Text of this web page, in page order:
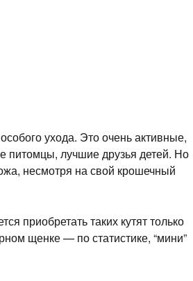
ухода. Это очень активные,
питомцы, лучшие друзья детей. Но
несмотря на свой крошечный
приобретать таких кутят только
щенке — по статистике, “мини”